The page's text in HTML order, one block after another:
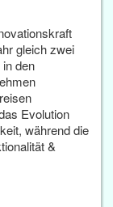
gleich zwei
den
Evolution
während die
&